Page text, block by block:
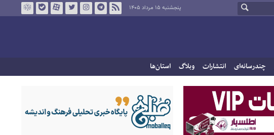
پنجشنبه ۱۵ مرداد ۱۴۰۵
چندرسانه‌ای انتشارات وبلاگ استان‌ها